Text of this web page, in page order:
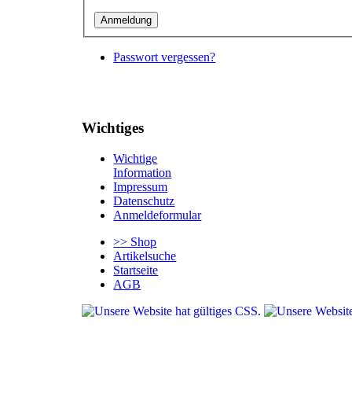
Passwort vergessen?
Wichtiges
Wichtige
Information
Impressum
Datenschutz
Anmeldeformular
>> Shop
Artikelsuche
Startseite
AGB